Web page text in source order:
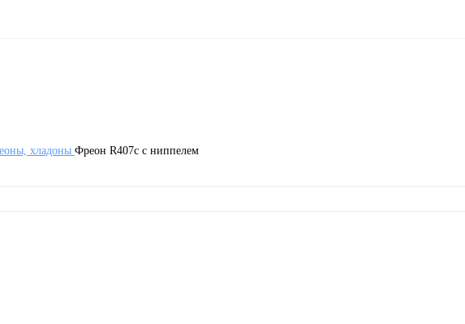
хладоны Фреон R407c с ниппелем